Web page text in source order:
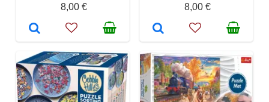
8,00 €
8,00 €